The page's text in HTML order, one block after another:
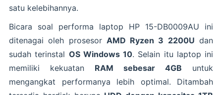
satu kelebihannya.
Bicara soal performa laptop HP 15-DB0009AU ini
ditenagai oleh prosesor AMD Ryzen 3 2200U dan
sudah terinstal OS Windows 10. Selain itu laptop ini
memiliki kekuatan RAM sebesar 4GB untuk
mengangkat performanya lebih optimal. Ditambah